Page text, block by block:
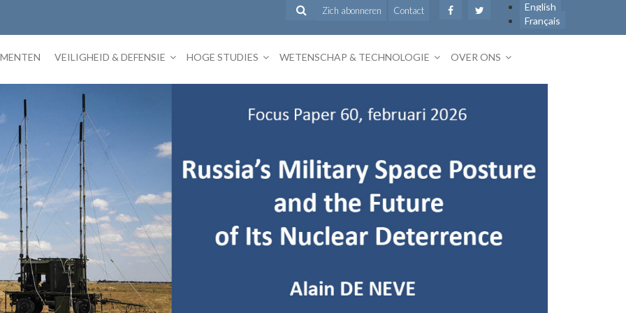
English
Français
Zich abonneren Contact
VEILIGHEID & DEFENSIE HOGE STUDIES WETENSCHAP & TECHNOLOGIE OVER ONS